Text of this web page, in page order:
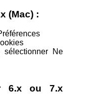
(Mac) :
sélectionner Ne
6.x ou 7.x